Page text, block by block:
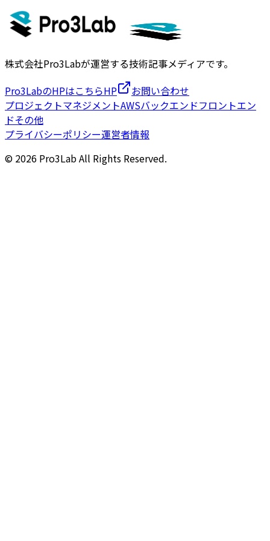
株式会社Pro3Labが運営する技術記事メディアです。
Pro3LabのHPはこちらHP
お問い合わせ
プロジェクトマネジメントAWSバックエンドフロントエン
ドその他
プライバシーポリシー運営者情報
© 2026 Pro3Lab All Rights Reserved.